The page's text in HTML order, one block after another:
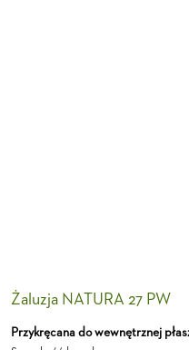
Żaluzja NATURA 27 PW
Przykręcana do wewnętrznej